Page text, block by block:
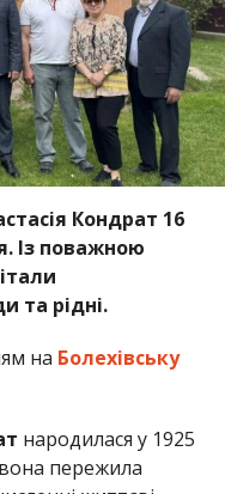
Кондрат 16
Із поважною
та рідні.
на Болехівську
народилася у 1925
пережила